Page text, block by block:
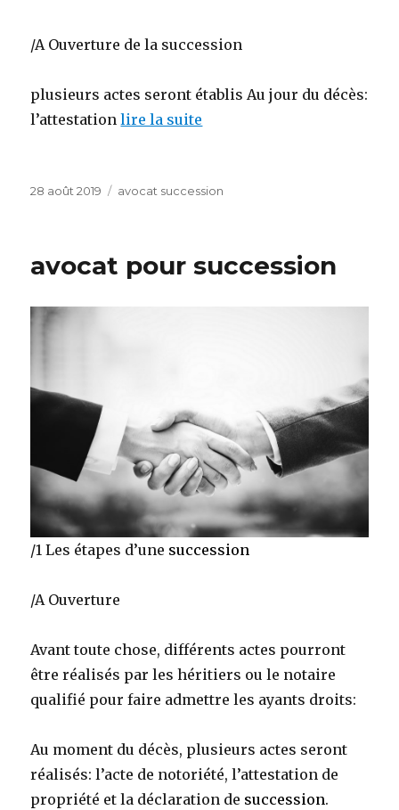
/A Ouverture de la succession
plusieurs actes seront établis Au jour du décès:
l’attestationlire la suite
Publié
28 août 2019 Catégories
avocat succession
avocat pour succession
/1 Les étapes d’une succession
/A Ouverture
Avant toute chose, différents actes pourront
être réalisés par les héritiers ou le notaire
qualifié pour faire admettre les ayants droits:
Au moment du décès, plusieurs actes seront
réalisés: l’acte de notoriété, l’attestation de
propriété et la déclaration de succession.